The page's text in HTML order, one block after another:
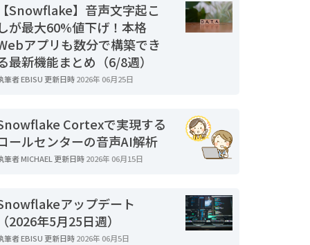
Snowflake】音声文字起こ
が最大60%値下げ！本格
アプリも数分で構築でき
最新機能まとめ（6/8週）
筆者EBISU 更新日時2026年 06月25日
Cortexで実現する
ールセンターの音声AI解析
筆者MICHAEL 更新日時2026年 06月15日
アップデート
2026年5月25日週）
筆者EBISU 更新日時2026年 06月5日